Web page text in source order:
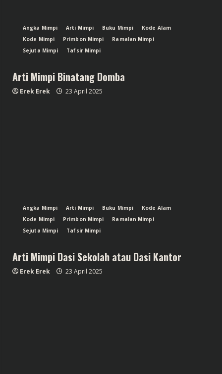
Angka Mimpi Arti Mimpi Buku Mimpi
Kode Alam
Kode Mimpi
Primbon Mimpi
Ramalan Mimpi
Sejuta Mimpi
Tafsir Mimpi
Arti Mimpi Binatang Domba
Erek Erek 23 April 2025
Angka Mimpi Arti Mimpi Buku Mimpi
Kode Alam
Kode Mimpi
Primbon Mimpi
Ramalan Mimpi
Sejuta Mimpi
Tafsir Mimpi
Arti Mimpi Dasi Sekolah atau Dasi Kantor
Erek Erek 23 April 2025